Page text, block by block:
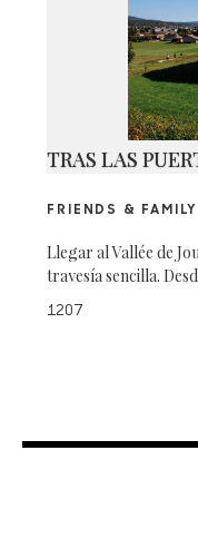
TRAS LAS
FRIENDS & FAMILY
Llegar al Vallée de
travesía sencilla.
1207